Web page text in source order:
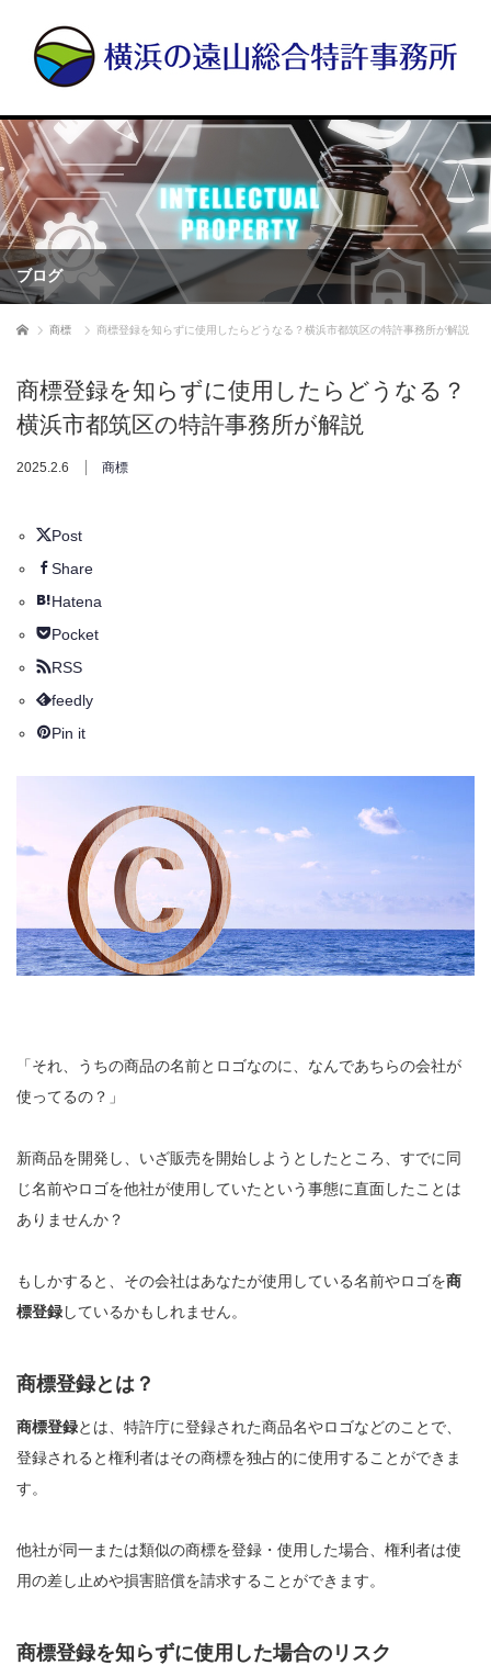
ブログ
ホーム 商標 商標登録を知らずに使用したらどうなる？横浜市都筑区の特許事務所が解説
商標登録を知らずに使用したらどうなる？
横浜市都筑区の特許事務所が解説
2025.2.6 商標
Post
Share
Hatena
Pocket
RSS
feedly
Pin it
「それ、うちの商品の名前とロゴなのに、なんであちらの会社が
使ってるの？」
新商品を開発し、いざ販売を開始しようとしたところ、すでに同
じ名前やロゴを他社が使用していたという事態に直面したことは
ありませんか？
もしかすると、その会社はあなたが使用している名前やロゴを商
標登録しているかもしれません。
商標登録とは？
商標登録とは、特許庁に登録された商品名やロゴなどのことで、
登録されると権利者はその商標を独占的に使用することができま
す。
他社が同一または類似の商標を登録・使用した場合、権利者は使
用の差し止めや損害賠償を請求することができます。
商標登録を知らずに使用した場合のリスク